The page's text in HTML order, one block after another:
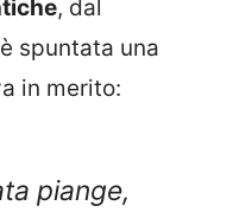
, dal
spuntata una
in merito:
piange,